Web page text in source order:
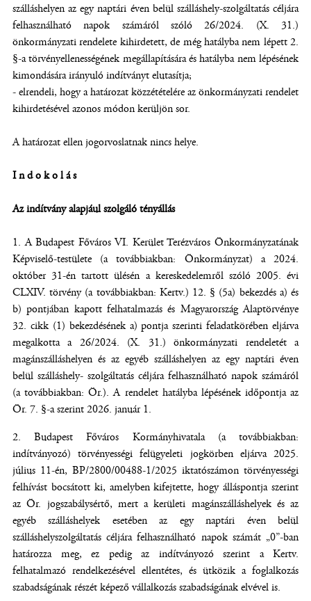
szálláshelyen az egy naptári éven belül szálláshely-szolgáltatás céljára
felhasználható napok számáról szóló 26/2024. (X. 31.)
önkormányzati rendelete kihirdetett, de még hatályba nem lépett 2.
§-a törvényellenességének megállapítására és hatályba nem lépésének
kimondására irányuló indítványt elutasítja;
- elrendeli, hogy a határozat közzétételére az önkormányzati rendelet
kihirdetésével azonos módon kerüljön sor.
A határozat ellen jogorvoslatnak nincs helye.
Indokolás
Az indítvány alapjául szolgáló tényállás
A Budapest Főváros VI. Kerület Terézváros Önkormányzatának
Képviselő-testülete (a továbbiakban: Önkormányzat) a 2024.
október 31-én tartott ülésén a kereskedelemről szóló 2005. évi
CLXIV. törvény (a továbbiakban: Kertv.) 12. § (5a) bekezdés a) és
b) pontjában kapott felhatalmazás és Magyarország Alaptörvénye
32. cikk (1) bekezdésének a) pontja szerinti feladatkörében eljárva
megalkotta a 26/2024. (X. 31.) önkormányzati rendeletét a
magánszálláshelyen és az egyéb szálláshelyen az egy naptári éven
belül szálláshely- szolgáltatás céljára felhasználható napok számáról
(a továbbiakban: Ör.). A rendelet hatályba lépésének időpontja az
Ör. 7. §-a szerint 2026. január 1.
Budapest Főváros Kormányhivatala (a továbbiakban:
indítványozó) törvényességi felügyeleti jogkörben eljárva 2025.
július 11-én, BP/2800/00488-1/2025 iktatószámon törvényességi
felhívást bocsátott ki, amelyben kifejtette, hogy álláspontja szerint
az Ör. jogszabálysértő, mert a kerületi magánszálláshelyek és az
egyéb szálláshelyek esetében az egy naptári éven belül
szálláshelyszolgáltatás céljára felhasználható napok számát „0”-ban
határozza meg, ez pedig az indítványozó szerint a Kertv.
felhatalmazó rendelkezésével ellentétes, és ütközik a foglalkozás
szabadságának részét képező vállalkozás szabadságának elvével is.